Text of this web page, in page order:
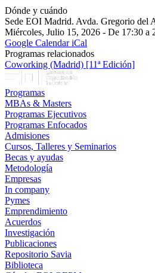
Dónde y cuándo
Sede EOI Madrid. Avda. Gregorio del
Miércoles, Julio 15, 2026 - De 17:30 a
Google CalendariCal
Programas relacionados
Coworking (Madrid) [11ª Edición]
Programas
MBAs & Masters
Programas Ejecutivos
Programas Enfocados
Admisiones
Cursos, Talleres y Seminarios
Becas y ayudas
Metodología
Empresas
In company
Pymes
Emprendimiento
Acuerdos
Investigación
Publicaciones
Repositorio Savia
Biblioteca